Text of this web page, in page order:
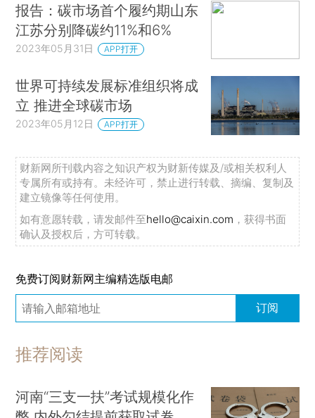
报告：碳市场首个履约期山东
江苏分别降碳约11%和6%
2023年05月31日 APP打开
世界可持续发展标准组织将成
立 推进全球碳市场
2023年05月12日 APP打开
财新网所刊载内容之知识产权为财新传媒及/或相关权利人
专属所有或持有。未经许可，禁止进行转载、摘编、复制及
建立镜像等任何使用。
如有意愿转载，请发邮件至hello@caixin.com ，获得书面
确认及授权后，方可转载。
免费订阅财新网主编精选版电邮
订阅
推荐阅读
河南“三支一扶”考试规模化作